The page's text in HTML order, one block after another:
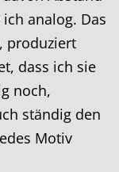
analog. Das
produziert
dass ich sie
noch,
ständig den
Motiv